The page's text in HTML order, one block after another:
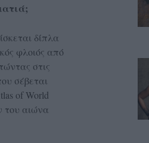
δίπλα
φλοιός από
στις
σέβεται
of World
του αιώνα